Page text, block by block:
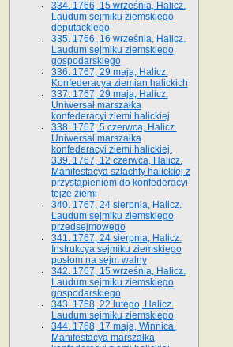
334. 1766, 15 września, Halicz.
Laudum sejmiku ziemskiego
deputackiego
335. 1766, 16 września, Halicz.
Laudum sejmiku ziemskiego
gospodarskiego
336. 1767, 29 maja, Halicz.
Konfederacya ziemian halickich
337. 1767, 29 maja, Halicz.
Uniwersał marszałka
konfederacyi ziemi halickiej
338. 1767, 5 czerwca, Halicz.
Uniwersał marszałka
konfederacyi ziemi halickiej.
339. 1767, 12 czerwca, Halicz.
Manifestacya szlachty halickiej z
przystąpieniem do konfederacyi
tejże ziemi
340. 1767, 24 sierpnia, Halicz.
Laudum sejmiku ziemskiego
przedsejmowego
341. 1767, 24 sierpnia, Halicz.
Instrukcya sejmiku ziemskiego
posłom na sejm walny
342. 1767, 15 września, Halicz.
Laudum sejmiku ziemskiego
gospodarskiego
343. 1768, 22 lutego, Halicz.
Laudum sejmiku ziemskiego
344. 1768, 17 maja, Winnica.
Manifestacya marszałka